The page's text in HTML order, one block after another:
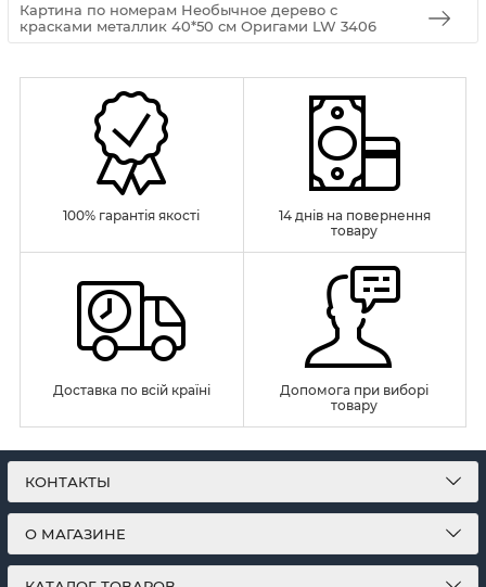
Картина по номерам Необычное дерево с
красками металлик 40*50 см Оригами LW 3406
100% гарантія якості
14 днів на повернення
товару
Доставка по всій країні
Допомога при виборі
товару
КОНТАКТЫ
О МАГАЗИНЕ